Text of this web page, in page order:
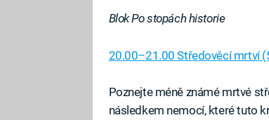
Blok Po stopách historie
20.00–21.00 Středověcí mrtví
Poznejte méně známé mrtvé
následkem nemocí, které tuto